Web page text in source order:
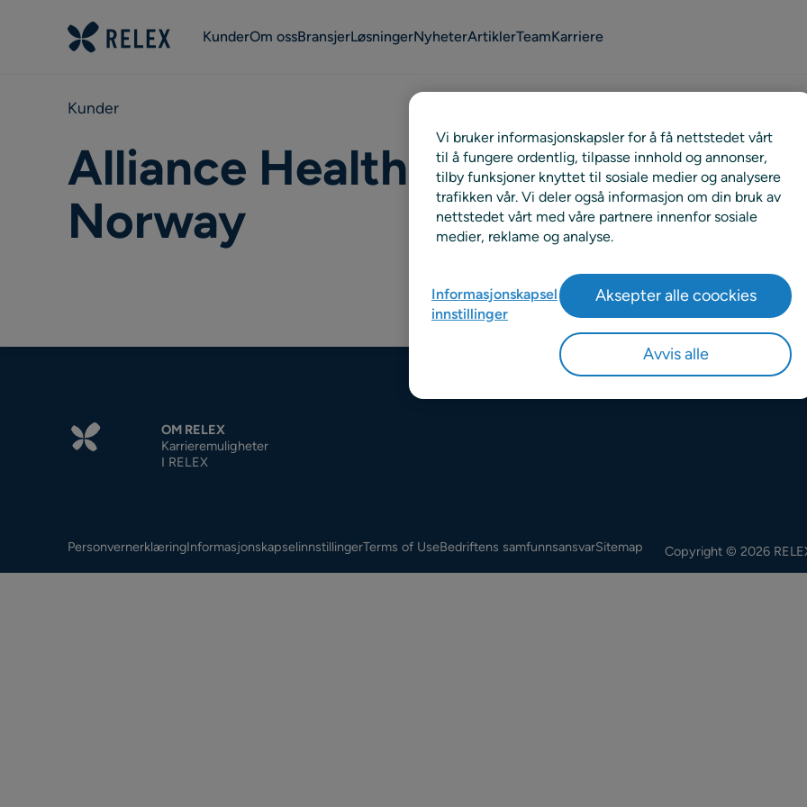
KunderOm ossBransjerLøsningerNyheterArtiklerTeamKarriere
Kunder
Alliance Healthcare
Norway
OM RELEX
Karrieremuligheter
I RELEX
PersonvernerklæringInformasjonskapselinnstillingerTerms of UseBedriftens samfunnsansvarSitemap Copyright © 2026
Vi bruker informasjonskapsler for å få nettstedet vårt
til å fungere ordentlig, tilpasse innhold og annonser,
tilby funksjoner knyttet til sosiale medier og analysere
trafikken vår. Vi deler også informasjon om din bruk av
nettstedet vårt med våre partnere innenfor sosiale
medier, reklame og analyse.
Informasjonskapsel
innstillinger
Avvis alle
Aksepter alle coockies